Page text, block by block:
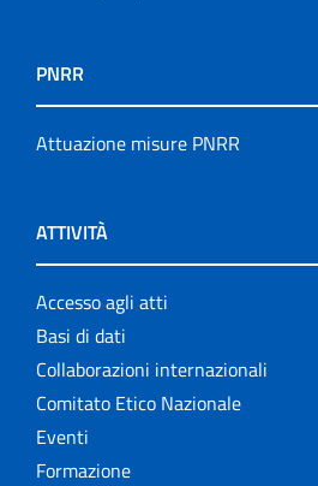
PNRR
Attuazione misure PNRR
ATTIVITÀ
Accesso agli atti
Basi di dati
Collaborazioni internazionali
Comitato Etico Nazionale
Eventi
Formazione